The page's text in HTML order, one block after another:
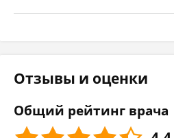
Отзывы и оценки
Общий рейтинг врача